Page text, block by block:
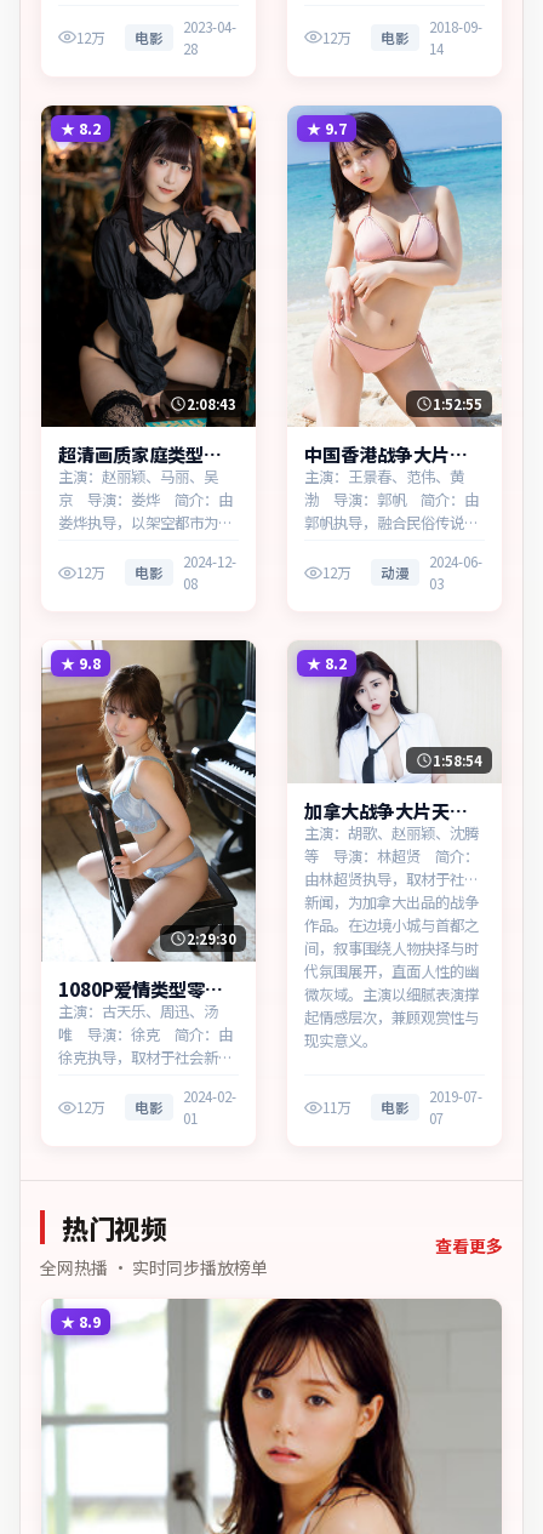
险作品。在高度疏离的都市
丛林里，叙事围绕人物抉择
谎言与真相。主演以细腻表
演撑起情感层次，兼顾观赏
性与现实意义。
12万 电影
2023-04-
28
12万 电影
2018-09-
14
★ 8.2
2:08:43
超清画质家庭类型天
际追缉热播更新中
主演：赵丽颖、马丽、吴
京 导演：娄烨 简介：由
娄烨执导，以架空都市为蓝
品。在高度疏离的都市丛林
里，叙事围绕人物抉择与时
尊严突围。主演以细腻表演
撑起情感层次，兼顾观赏性
与现实意义。
12万 电影
2024-12-
08
★ 9.7
1:52:55
中国香港战争大片暴
雪回响无广告观看
主演：王景春、范伟、黄
渤 导演：郭帆 简介：由
郭帆执导，融合民俗传说与
的战争作品。在高度疏离的
都市丛林里，叙事围绕人物
剥开谎言与真相。主演以细
腻表演撑起情感层次，兼顾
观赏性与现实意义。
12万 动漫
2024-06-
03
★ 9.8
2:29:30
1080P爱情类型零号
追缉多终端播放
主演：古天乐、周迅、汤
唯 导演：徐克 简介：由
徐克执导，取材于社会新
品。在科技与人性的交界
处，叙事围绕人物抉择与时
与现实意义。
12万 电影
2024-02-
01
★ 8.2
1:58:54
加拿大战争大片天际
边界多终端播放
主演：胡歌、赵丽颖、沈腾
等 导演：林超贤 简介：
由林超贤执导，取材于社会
新闻，为加拿大出品的战争
作品。在边境小城与首都之
间，叙事围绕人物抉择与时
代氛围展开，直面人性的幽
微灰域。主演以细腻表演撑
起情感层次，兼顾观赏性与
现实意义。
11万 电影
2019-07-
07
热门视频
全网热播 · 实时同步播放榜单
查看更多
★ 8.9